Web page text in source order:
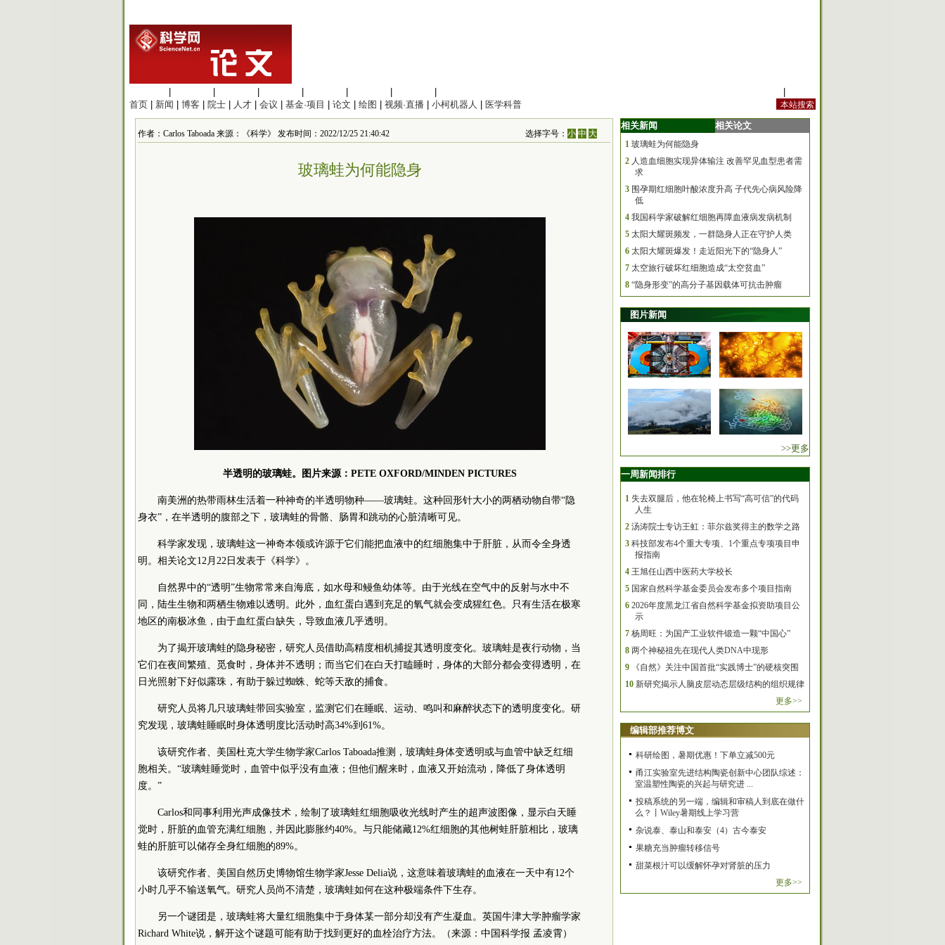
首页
新闻 博客 院士 人才 会议 基金·项目 论文 绘图 视频·直播 小柯机器人 医学科普
作者：Carlos Taboada 来源：《科学》 发布时间：2022/12/25 21:40:42 选择字号：小 中 大
玻璃蛙为何能隐身
半透明的玻璃蛙。图片来源：PETE OXFORD/MINDEN PICTURES
南美洲的热带雨林生活着一种神奇的半透明物种——玻璃蛙。这种回形针大小的两栖动物自带“隐
身衣”，在半透明的腹部之下，玻璃蛙的骨骼、肠胃和跳动的心脏清晰可见。
科学家发现，玻璃蛙这一神奇本领或许源于它们能把血液中的红细胞集中于肝脏，从而令全身透
明。相关论文12月22日发表于《科学》。
自然界中的“透明”生物常常来自海底，如水母和鳗鱼幼体等。由于光线在空气中的反射与水中不
同，陆生生物和两栖生物难以透明。此外，血红蛋白遇到充足的氧气就会变成猩红色。只有生活在极寒
地区的南极冰鱼，由于血红蛋白缺失，导致血液几乎透明。
为了揭开玻璃蛙的隐身秘密，研究人员借助高精度相机捕捉其透明度变化。玻璃蛙是夜行动物，当
它们在夜间繁殖、觅食时，身体并不透明；而当它们在白天打瞌睡时，身体的大部分都会变得透明，在
日光照射下好似露珠，有助于躲过蜘蛛、蛇等天敌的捕食。
研究人员将几只玻璃蛙带回实验室，监测它们在睡眠、运动、鸣叫和麻醉状态下的透明度变化。研
究发现，玻璃蛙睡眠时身体透明度比活动时高34%到61%。
该研究作者、美国杜克大学生物学家Carlos Taboada推测，玻璃蛙身体变透明或与血管中缺乏红细
胞相关。“玻璃蛙睡觉时，血管中似乎没有血液；但他们醒来时，血液又开始流动，降低了身体透明
度。”
Carlos和同事利用光声成像技术，绘制了玻璃蛙红细胞吸收光线时产生的超声波图像，显示白天睡
觉时，肝脏的血管充满红细胞，并因此膨胀约40%。与只能储藏12%红细胞的其他树蛙肝脏相比，玻璃
蛙的肝脏可以储存全身红细胞的89%。
该研究作者、美国自然历史博物馆生物学家Jesse Delia说，这意味着玻璃蛙的血液在一天中有12个
小时几乎不输送氧气。研究人员尚不清楚，玻璃蛙如何在这种极端条件下生存。
另一个谜团是，玻璃蛙将大量红细胞集中于身体某一部分却没有产生凝血。英国牛津大学肿瘤学家
Richard White说，解开这个谜题可能有助于找到更好的血栓治疗方法。（来源： 中国科学报 孟凌霄）
相关新闻 相关论文
1 玻璃蛙为何能隐身
2 人造血细胞实现异体输注 改善罕见血型患者需
求
3 围孕期红细胞叶酸浓度升高 子代先心病风险降
低
4 我国科学家破解红细胞再障血液病发病机制
5 太阳大耀斑频发，一群隐身人正在守护人类
6 太阳大耀斑爆发！走近阳光下的“隐身人”
7 太空旅行破坏红细胞造成“太空贫血”
8 “隐身形变”的高分子基因载体可抗击肿瘤
图片新闻
>>更多
一周新闻排行
1 失去双腿后，他在轮椅上书写“高可信”的代码
人生
2 汤涛院士专访王虹：菲尔兹奖得主的数学之路
3 科技部发布4个重大专项、1个重点专项项目申
报指南
4 王旭任山西中医药大学校长
5 国家自然科学基金委员会发布多个项目指南
6 2026年度黑龙江省自然科学基金拟资助项目公
示
7 杨周旺：为国产工业软件锻造一颗“中国心”
8 两个神秘祖先在现代人类DNA中现形
9
《自然》关注中国首批“实践博士”的硬核突围
10 新研究揭示人脑皮层动态层级结构的组织规律
更多>>
编辑部推荐博文
科研绘图，暑期优惠！下单立减500元
甬江实验室先进结构陶瓷创新中心团队综述：
室温塑性陶瓷的兴起与研究进 ...
投稿系统的另一端，编辑和审稿人到底在做什
么？丨Wiley暑期线上学习营
杂说泰、泰山和泰安（4）古今泰安
果糖充当肿瘤转移信号
甜菜根汁可以缓解怀孕对肾脏的压力
更多>>